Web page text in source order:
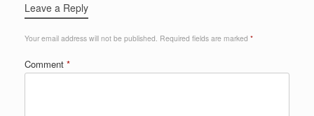
Leave a Reply
Your email address will not be published. Required fields are marked *
Comment *